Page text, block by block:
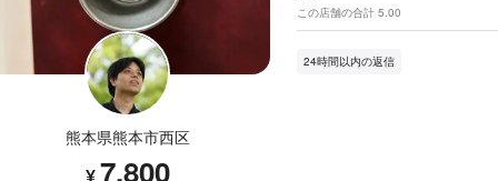
熊本県熊本市西区
7,800
この店舗の合計 5.00
24時間以内の返信